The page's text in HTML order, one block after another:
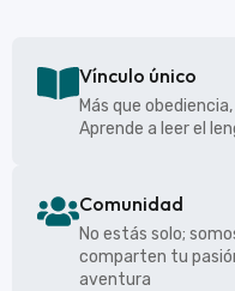
Vínculo único
Más que
Aprende a leer el
Comunidad
No estás solo;
comparten tu
aventura